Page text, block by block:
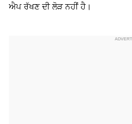
ਐਪ ਰੱਖਣ ਦੀ ਲੋੜ ਨਹੀਂ ਹੈ।